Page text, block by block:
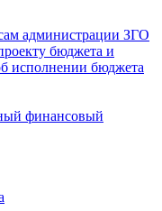
администрации ЗГО
бюджета и
исполнении бюджета
финансовый